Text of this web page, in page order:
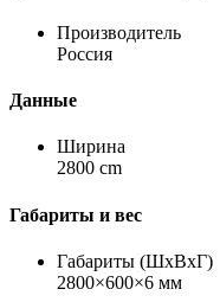
Производитель
Россия
Данные
Ширина
2800 cm
Габариты и вес
Габариты (ШхВхГ)
2800×600×6 мм